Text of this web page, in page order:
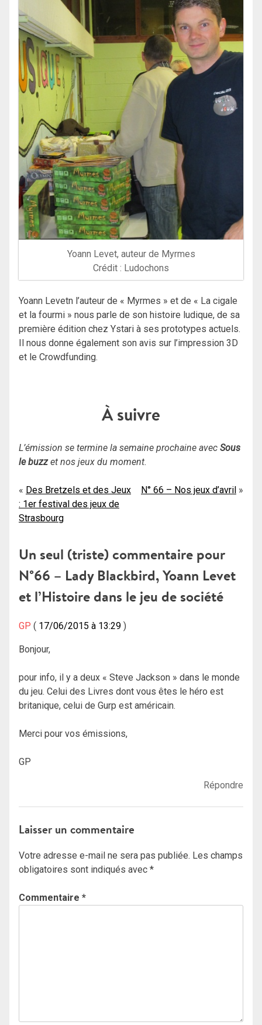
Yoann Levet, auteur de Myrmes
Crédit : Ludochons
Yoann Levetn l’auteur de « Myrmes » et de « La cigale
et la fourmi » nous parle de son histoire ludique, de sa
première édition chez Ystari à ses prototypes actuels.
Il nous donne également son avis sur l’impression 3D
et le Crowdfunding.
À suivre
L’émission se termine la semaine prochaine avec Sous
le buzzet nos jeux du moment.
Navigation
de
Des Bretzels et des Jeux
: 1er festival des jeux de
Strasbourg
N° 66 – Nos jeux d’avril
Un seul (triste) commentaire pour
N°66 – Lady Blackbird, Yoann Levet
et l’Histoire dans le jeu de société
GP 17/06/2015 à 13:29
Bonjour,
pour info, il y a deux « Steve Jackson » dans le monde
du jeu. Celui des Livres dont vous êtes le héro est
britanique, celui de Gurp est américain.
Merci pour vos émissions,
GP
Répondre
Laisser un commentaire
Votre adresse e-mail ne sera pas publiée. Les champs
obligatoires sont indiqués avec *
Commentaire *